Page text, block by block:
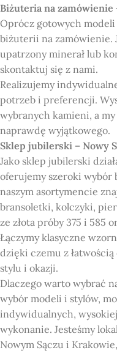
Biżuteria na
Oprócz gotowych
biżuterii na zamówienie.
upatrzony minerał lub
skontaktuj się z nami.
Realizujemy
potrzeb i preferencji.
wybranych kamieni, a
naprawdę wyjątkowego.
Sklep jubilerski – Nowy
Jako sklep jubilerski
oferujemy szeroki
naszym asortymencie
bransoletki, kolczyki,
ze złota próby 375 i 585
Łączymy klasyczne
dzięki czemu z
stylu i okazji.
Dlaczego warto wybrać
wybór modeli i stylów,
indywidualnych,
wykonanie. Jesteśmy
Nowym Sączu i